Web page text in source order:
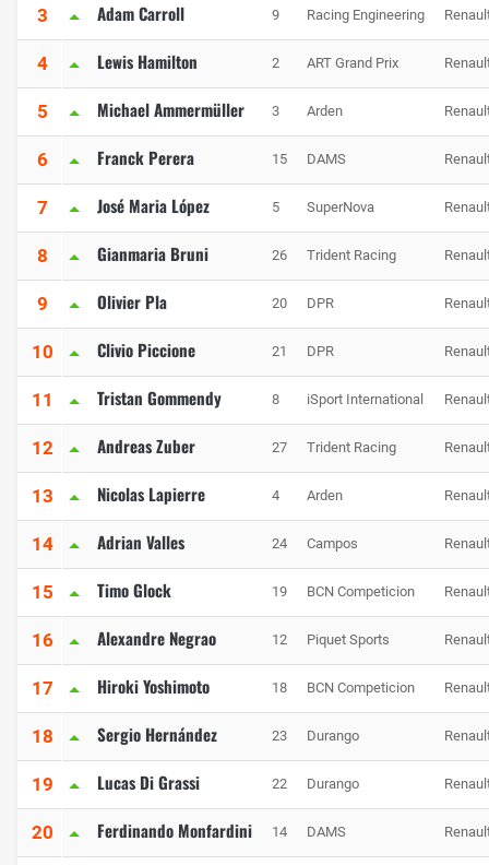
3 Adam Carroll 9 Racing Engineering
4 Lewis Hamilton 2 ART Grand Prix
5 Michael Ammermüller 3 Arden
6 Franck Perera 15 DAMS
7 José Maria López 5 SuperNova
8 Gianmaria Bruni 26 Trident Racing
9 Olivier Pla 20 DPR
10 Clivio Piccione 21 DPR
11 Tristan Gommendy 8 iSport International
12 Andreas Zuber 27 Trident Racing
13 Nicolas Lapierre 4 Arden
14 Adrian Valles 24 Campos
15 Timo Glock 19 BCN Competicion
16 Alexandre Negrao 12 Piquet Sports
17 Hiroki Yoshimoto 18 BCN Competicion
18 Sergio Hernández 23 Durango
19 Lucas Di Grassi 22 Durango
20 Ferdinando Monfardini 14 DAMS